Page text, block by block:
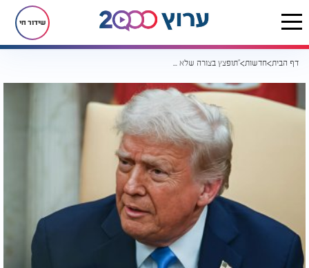
שידור חי
דף הבית חדשות "תופצץ בצורה שלא ראתה": הנשיא טראמפ באיום חריף על איראן